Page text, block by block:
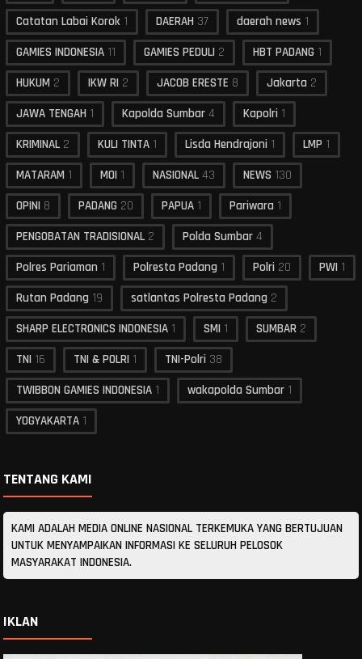
Catatan Labai Korok 1 DAERAH 37 daerah news 1
GAMIES INDONESIA 11 GAMIES PEDULI 2 HBT PADANG 1
HUKUM 2 IKW RI 2 JACOB ERESTE 8 Jakarta 2
JAWA TENGAH 1 Kapolda Sumbar 4 Kapolri 1
KRIMINAL 2 KULI TINTA 1 Lisda Hendrajoni 1 LMP 1
MATARAM 1 MOI 1 NASIONAL 43 NEWS 130
OPINI 8 PADANG 20 PAPUA 1 Pariwara 1
PENGOBATAN TRADISIONAL 2 Polda Sumbar 4
Polres Pariaman 1 Polresta Padang 1 Polri 20 PWI 1
Rutan Padang 19 satlantas Polresta Padang 2
SHARP ELECTRONICS INDONESIA 1 SMI 1 SUMBAR 2
TNI 16 TNI & POLRI 1 TNI-Polri 38
TWIBBON GAMIES INDONESIA 1 wakapolda Sumbar 1
YOGYAKARTA 1
TENTANG KAMI
KAMI ADALAH MEDIA ONLINE NASIONAL TERKEMUKA YANG BERTUJUAN
UNTUK MENYAMPAIKAN INFORMASI KE SELURUH PELOSOK
MASYARAKAT INDONESIA.
IKLAN